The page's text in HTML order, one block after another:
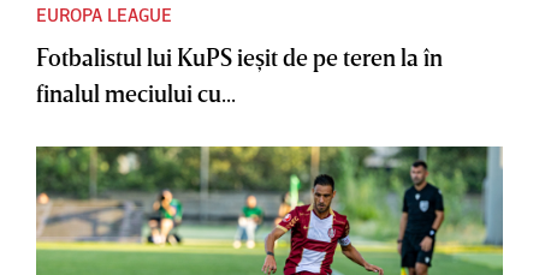
EUROPA LEAGUE
Fotbalistul lui KuPS ieşit de pe teren la în
finalul meciului cu...